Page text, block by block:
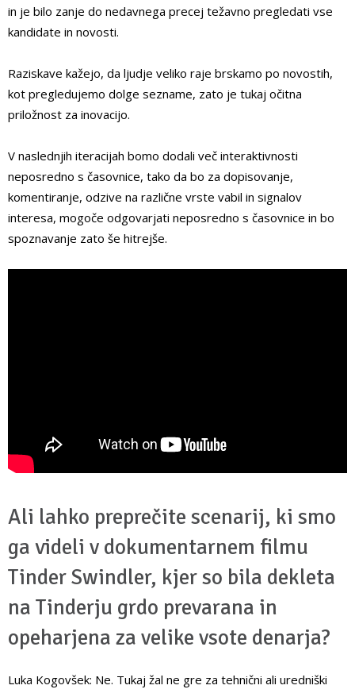
in je bilo zanje do nedavnega precej težavno pregledati vse
kandidate in novosti.
Raziskave kažejo, da ljudje veliko raje brskamo po novostih,
kot pregledujemo dolge sezname, zato je tukaj očitna
priložnost za inovacijo.
V naslednjih iteracijah bomo dodali več interaktivnosti
neposredno s časovnice, tako da bo za dopisovanje,
komentiranje, odzive na različne vrste vabil in signalov
interesa, mogoče odgovarjati neposredno s časovnice in bo
spoznavanje zato še hitrejše.
Ali lahko preprečite scenarij, ki smo
ga videli v dokumentarnem filmu
Tinder Swindler, kjer so bila dekleta
na Tinderju grdo prevarana in
opeharjena za velike vsote denarja?
Luka Kogovšek: Ne. Tukaj žal ne gre za tehnični ali uredniški